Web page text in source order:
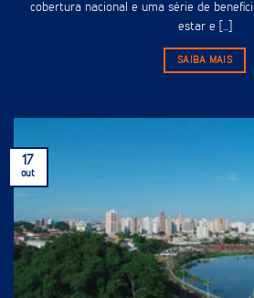
cobertura nacional e uma série de
estar e [...]
SAIBA MAIS
17
out